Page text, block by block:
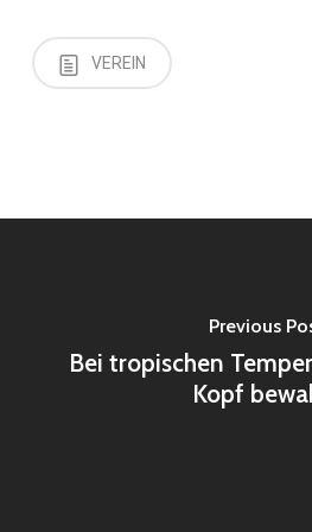
VEREIN
Previous
Bei tropischen
Kopf